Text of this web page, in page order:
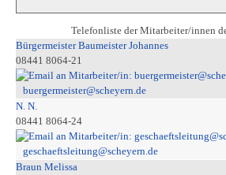
Telefonliste der Mitarbeiter/innen
Bürgermeister Baumeister Johannes
08441 8064-21
buergermeister@scheyern.de
N. N.
08441 8064-24
geschaeftsleitung@scheyern.de
Braun Melissa